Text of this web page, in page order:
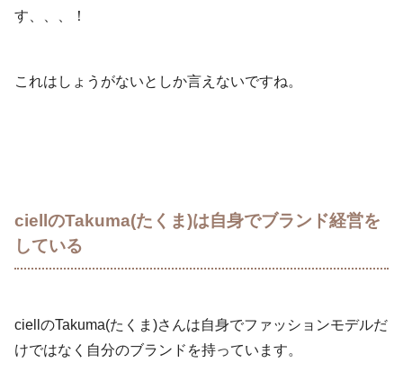
す、、、！
これはしょうがないとしか言えないですね。
ciellのTakuma(たくま)は自身でブランド経営を
している
ciellのTakuma(たくま)さんは自身でファッションモデルだ
けではなく自分のブランドを持っています。